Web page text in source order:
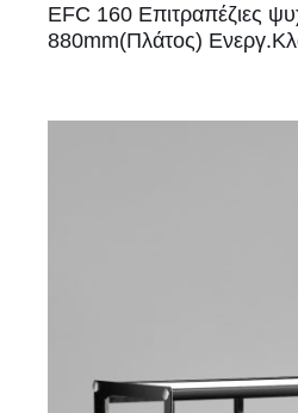
EFC 160 Επιτραπέζιες
880mm(Πλάτος)